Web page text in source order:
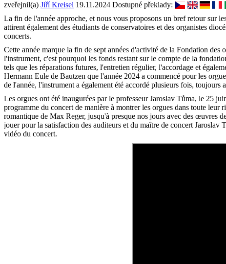
zveřejnil(a) Jiří Kreisel 19.11.2024 Dostupné překlady:
La fin de l'année approche, et nous vous proposons un bref retour sur
attirent également des étudiants de conservatoires et des organistes
concerts.
Cette année marque la fin de sept années d'activité de la Fondation
l'instrument, c'est pourquoi les fonds restant sur le compte de la
tels que les réparations futures, l'entretien régulier, l'accordage et
Hermann Eule de Bautzen que l'année 2024 a commencé pour les
de l'année, l'instrument a également été accordé plusieurs fois, toujours
Les orgues ont été inaugurées par le professeur Jaroslav Tůma, le 25
programme du concert de manière à montrer les orgues dans toute leur
romantique de Max Reger, jusqu'à presque nos jours avec des œuvres
jouer pour la satisfaction des auditeurs et du maître de concert
vidéo du concert.